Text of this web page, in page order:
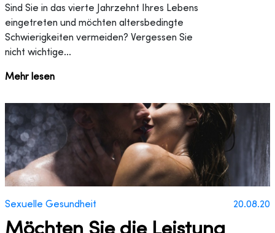
Sind Sie in das vierte Jahrzehnt Ihres Lebens
eingetreten und möchten altersbedingte
Schwierigkeiten vermeiden? Vergessen Sie
nicht wichtige...
Mehr lesen
Sexuelle Gesundheit 20.08.20
Möchten Sie die Leistung